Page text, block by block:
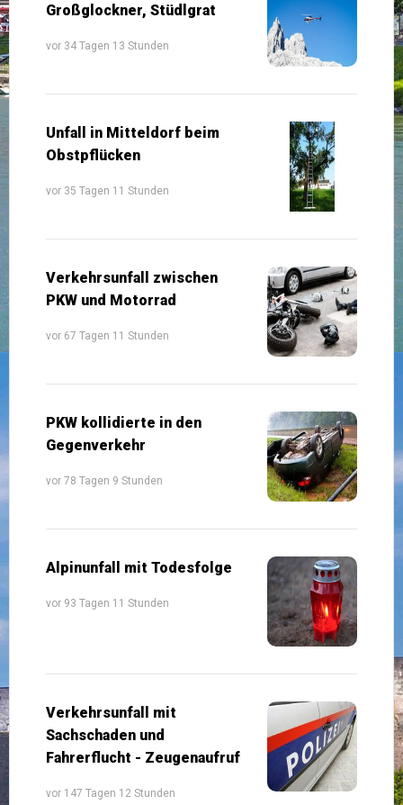
Großglockner, Stüdlgrat
vor 34 Tagen 13 Stunden
Unfall in Mitteldorf beim
Obstpflücken
vor 35 Tagen 11 Stunden
Verkehrsunfall zwischen
PKW und Motorrad
vor 67 Tagen 11 Stunden
PKW kollidierte in den
Gegenverkehr
vor 78 Tagen 9 Stunden
Alpinunfall mit Todesfolge
vor 93 Tagen 11 Stunden
Verkehrsunfall mit
Sachschaden und
Fahrerflucht - Zeugenaufruf
vor 147 Tagen 12 Stunden